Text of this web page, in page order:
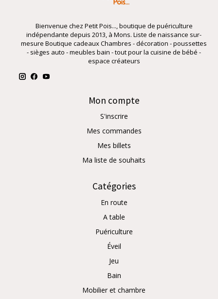
Bienvenue chez Petit Pois..., boutique de puériculture
indépendante depuis 2013, à Mons. Liste de naissance sur-
mesure Boutique cadeaux Chambres - décoration - poussettes
- sièges auto - meubles bain - tout pour la cuisine de bébé -
espace créateurs
Mon compte
S'inscrire
Mes commandes
Mes billets
Ma liste de souhaits
Catégories
En route
A table
Puériculture
Éveil
Jeu
Bain
Mobilier et chambre